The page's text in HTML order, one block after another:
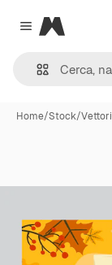
Close menu
Magnific
Home/Stock/Vettori